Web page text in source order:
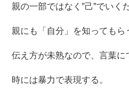
親の一部ではなく”己”でいく
親にも「自分」を知ってもら
伝え方が未熟なので、言葉
時には暴力で表現する。